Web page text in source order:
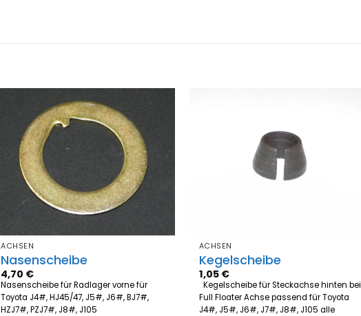
Zum
Merkzettel
hinzufügen
ACHSEN
Nasenscheibe
4,70 €
Nasenscheibe für Radlager vorne für
Toyota J4#, HJ45/47, J5#, J6#, BJ7#,
HZJ7#, PZJ7#, J8#, J105
ACHSEN
Kegelscheibe
1,05 €
Kegelscheibe für Steckachse hinten bei
Full Floater Achse passend für Toyota
J4#, J5#, J6#, J7#, J8#, J105 alle